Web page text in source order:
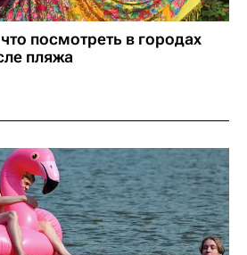
посмотреть в городах
пляжа